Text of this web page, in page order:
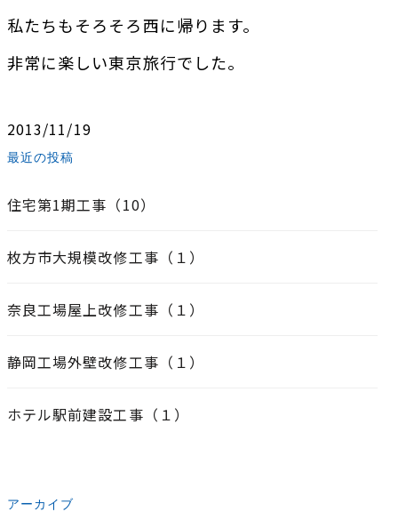
私たちもそろそろ西に帰ります。
非常に楽しい東京旅行でした。
2013/11/19
最近の投稿
住宅第1期工事（10）
枚方市大規模改修工事（１）
奈良工場屋上改修工事（１）
静岡工場外壁改修工事（１）
ホテル駅前建設工事（１）
アーカイブ